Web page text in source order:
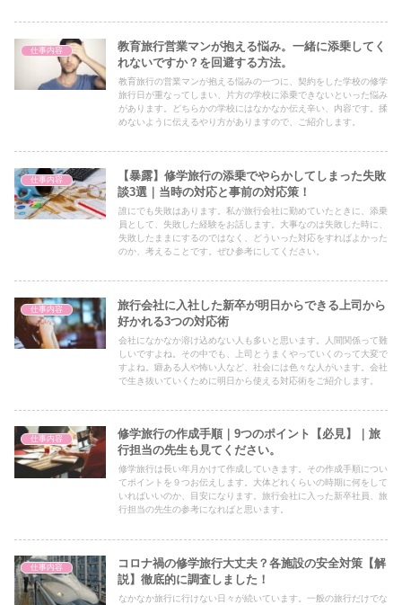
仕事内容
教育旅行営業マンが抱える悩み。一緒に添乗してく
れないですか？を回避する方法。
教育旅行の営業マンが抱える悩みの一つに、契約をした学校の修学
旅行日が重なってしまい、片方の学校に添乗できないといった悩み
があります。どちらかの学校にはなかなか伝え辛い、内容です。揉
めないように伝えるやり方がありますので、ご紹介します。
仕事内容
【暴露】修学旅行の添乗でやらかしてしまった失敗
談3選｜当時の対応と事前の対応策！
誰にでも失敗はあります。私が旅行会社に勤めていたときに、添乗
員として、失敗した経験をお話します。大事なのは失敗した時に、
失敗したままにするのではなく、どういった対応をすればよかった
のか、考えることです。ぜひ参考にしてください。
仕事内容
旅行会社に入社した新卒が明日からできる上司から
好かれる3つの対応術
会社になかなか溶け込めない人も多いと思います。人間関係って難
しいですよね。その中でも、上司とうまくやっていくのって大変で
すよね。癖ある人や怖い人など、社会には色々な人がいます。会社
で生き抜いていくために明日から使える対応術をご紹介します。
仕事内容
修学旅行の作成手順｜9つのポイント【必見】｜旅
行担当の先生も見てください。
修学旅行は長い年月かけて作成していきます。その作成手順につい
てポイントを９つお伝えします。大体どれくらいの時期に何をして
いればいいのか、目安になります。旅行会社に入った新卒社員、旅
行担当の先生の参考になればと思います。
仕事内容
コロナ禍の修学旅行大丈夫？各施設の安全対策【解
説】徹底的に調査しました！
なかなか旅行に行けない日々が続いています。一般の旅行だけでな